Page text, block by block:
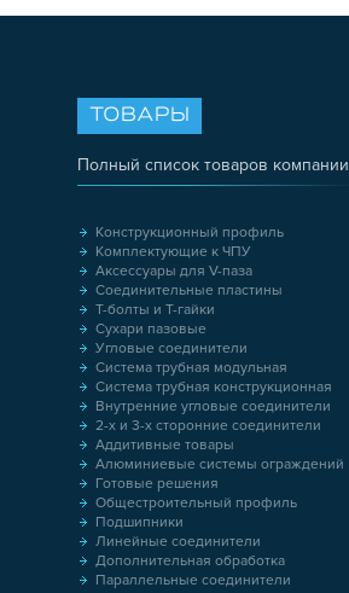
ТОВАРЫ
Полный список товаров компании
Конструкционный профиль
Комплектующие к ЧПУ
Аксессуары для V-паза
Соединительные пластины
Т-болты и Т-гайки
Сухари пазовые
Угловые соединители
Система трубная модульная
Система трубная конструкционная
Внутренние угловые соединители
2-х и 3-х сторонние соединители
Аддитивные товары
Алюминиевые системы ограждений
Готовые решения
Общестроительный профиль
Подшипники
Линейные соединители
Дополнительная обработка
Параллельные соединители